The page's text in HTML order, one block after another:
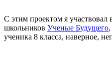
С этим проектом я
школьников Ученые Будущего
ученика 8 класса, наверное,